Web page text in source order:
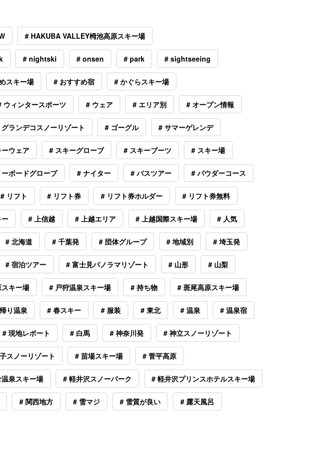
# HAKUBA VALLEY栂池高原スキー場
# nightski # onsen # park # sightseeing
スキー場 # おすすめ宿 # かぐらスキー場
ウィンタースポーツ # ウェア # エリア別 # オープン情報
ランデコスノーリゾート # ゴーグル # サマーゲレンデ
ウェア # スキーグローブ # スキーブーツ # スキー場
ボードグローブ # ナイター # バスツアー # パウダーコース
# リフト # リフト券 # リフト券ホルダー # リフト券無料
# 上信越 # 上越エリア # 上越国際スキー場 # 人気
# 北海道 # 千葉発 # 団体グループ # 地域別 # 埼玉発
# 宿泊ツアー # 富士見パノラマリゾート # 山形 # 山梨
キー場 # 戸狩温泉スキー場 # 持ち物 # 斑尾高原スキー場
り温泉 # 春スキー # 服装 # 東北 # 温泉 # 温泉宿
# 現地レポート # 白馬 # 神奈川発 # 神立スノーリゾート
スノーリゾート # 苗場スキー場 # 菅平高原
泉スキー場 # 軽井沢スノーパーク # 軽井沢プリンスホテルスキー場
# 関西地方 # 雪マジ # 雪質が良い # 露天風呂